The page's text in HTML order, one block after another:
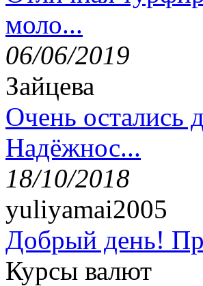
моло...
06/06/2019
Зайцева
Очень остались
Надёжнос...
18/10/2018
yuliyamai2005
Добрый день!
Курсы валют